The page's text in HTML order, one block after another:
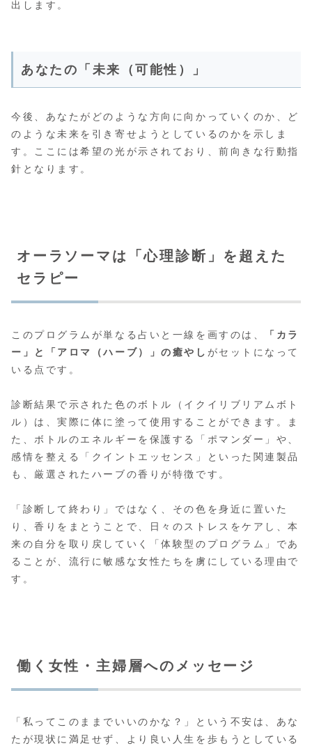
出します。
あなたの「未来（可能性）」
今後、あなたがどのような方向に向かっていくのか、ど
のような未来を引き寄せようとしているのかを示しま
す。ここには希望の光が示されており、前向きな行動指
針となります。
オーラソーマは「心理診断」を超えた
セラピー
このプログラムが単なる占いと一線を画すのは、
「カラ
ー」と「アロマ（ハーブ）」の癒やし がセットになって
いる点です。
診断結果で示された色のボトル（イクイリブリアムボト
ル）は、実際に体に塗って使用することができます。ま
た、ボトルのエネルギーを保護する「ポマンダー」や、
感情を整える「クイントエッセンス」といった関連製品
も、厳選されたハーブの香りが特徴です。
「診断して終わり」ではなく、その色を身近に置いた
り、香りをまとうことで、日々のストレスをケアし、本
来の自分を取り戻していく「体験型のプログラム」であ
ることが、流行に敏感な女性たちを虜にしている理由で
す。
働く女性・主婦層へのメッセージ
「私ってこのままでいいのかな？」という不安は、あな
たが現状に満足せず、より良い人生を歩もうとしている